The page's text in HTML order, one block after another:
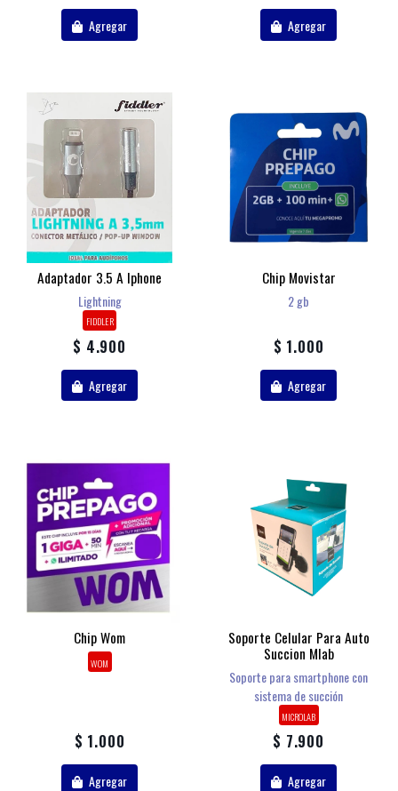
Agregar Agregar
Adaptador 3.5 A Iphone
Lightning
FIDDLER
$ 4.900
Agregar
Chip Movistar
2 gb
$ 1.000
Agregar
Chip Wom
WOM
$ 1.000
Agregar
Soporte Celular Para Auto
Succion Mlab
Soporte para smartphone con
sistema de succión
MICROLAB
$ 7.900
Agregar